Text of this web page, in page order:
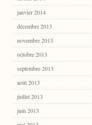
janvier 2014
décembre 2013
novembre 2013
octobre 2013
septembre 2013
août 2013
juillet 2013
juin 2013